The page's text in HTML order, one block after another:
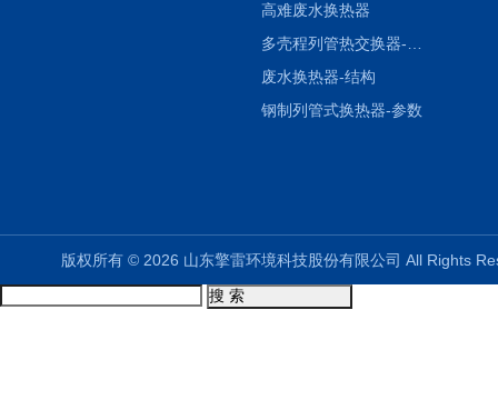
高难废水换热器
废水换热器-结构
钢制列管式换热器-参数
版权所有 © 2026 山东擎雷环境科技股份有限公司 All